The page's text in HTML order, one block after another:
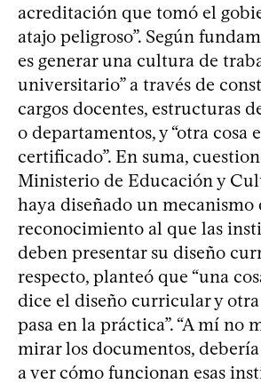
acreditación que tomó el
atajo peligroso”. Según
es generar una cultura de
universitario” a través de
cargos docentes, estructuras
o departamentos, y “otra cosa
certificado”. En suma,
Ministerio de Educación y
haya diseñado un mecanismo
reconocimiento al que las
deben presentar su diseño
respecto, planteó que “una
dice el diseño curricular y
pasa en la práctica”. “A mí no
mirar los documentos,
a ver cómo funcionan esas